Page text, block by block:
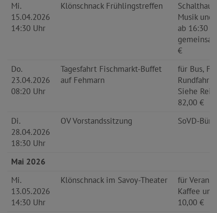
Mi.
15.04.2026
14:30 Uhr
Klönschnack Frühlingstreffen
Musik und
ab 16:30
€
Do.
23.04.2026
08:20 Uhr
Tagesfahrt Fischmarkt-Buffet
auf Fehmarn
für Bus,
Rundfahrt
Siehe
82,00 €
Di.
28.04.2026
18:30 Uhr
OV Vorstandssitzung SoVD-
Mai 2026
Mi.
13.05.2026
14:30 Uhr
Klönschnack im Savoy-Theater
für
Kaffee
10,00 €